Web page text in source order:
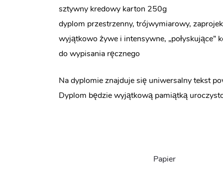
sztywny kredowy karton 250g
dyplom przestrzenny, trójwymiarowy,
wyjątkowo żywe i intensywne, „połyskujące”
do wypisania ręcznego
Na dyplomie znajduje się uniwersalny tekst
Dyplom będzie wyjątkową pamiątką
Papier